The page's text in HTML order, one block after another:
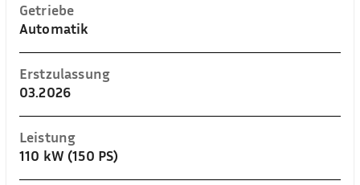
Getriebe
Automatik
Erstzulassung
03.2026
Leistung
110 kW (150 PS)